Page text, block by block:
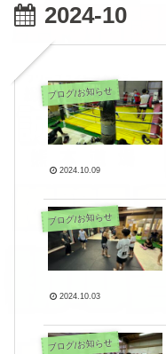
2024-10
ブログ/お知らせ
2024.10.09
ブログ/お知らせ
2024.10.03
ブログ/お知らせ